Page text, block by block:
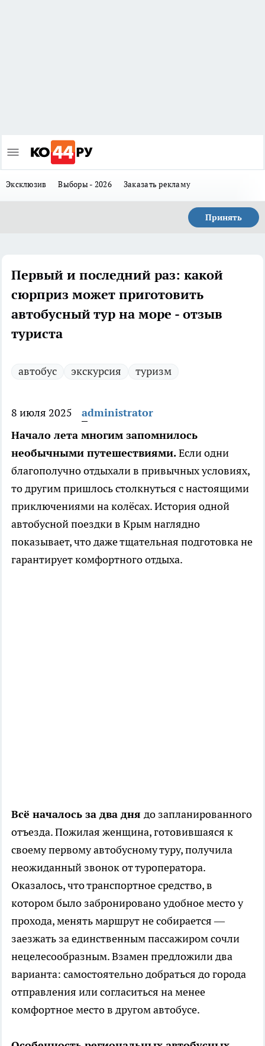
Эксклюзив Выборы - 2026 Заказать рекламу
Принять
Первый и последний раз: какой
сюрприз может приготовить
автобусный тур на море - отзыв
туриста
автобус экскурсия туризм
8 июля 2025
administrator
Начало лета многим запомнилось
необычными путешествиями.Если одни
благополучно отдыхали в привычных условиях,
то другим пришлось столкнуться с настоящими
приключениями на колёсах. История одной
автобусной поездки в Крым наглядно
показывает, что даже тщательная подготовка не
гарантирует комфортного отдыха.
Всё началось за два дня до запланированного
отъезда. Пожилая женщина, готовившаяся к
своему первому автобусному туру, получила
неожиданный звонок от туроператора.
Оказалось, что транспортное средство, в
котором было забронировано удобное место у
прохода, менять маршрут не собирается —
заезжать за единственным пассажиром сочли
нецелесообразным. Взамен предложили два
варианта: самостоятельно добраться до города
отправления или согласиться на менее
комфортное место в другом автобусе.